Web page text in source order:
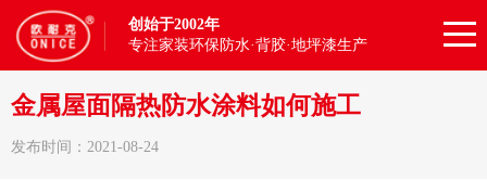
创始于2002年
专注家装环保防水·背胶·地坪漆生产
金属屋面隔热防水涂料如何施工
发布时间：2021-08-24